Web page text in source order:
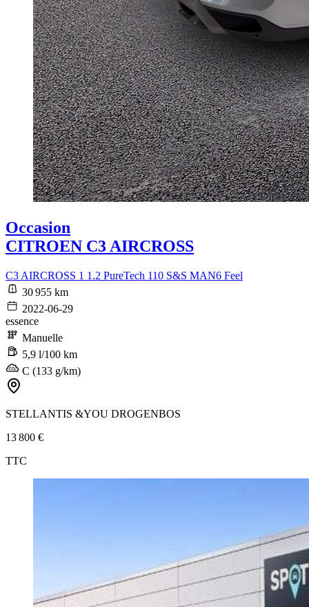
Occasion
CITROEN C3 AIRCROSS
C3 AIRCROSS 1 1.2 PureTech 110 S&S MAN6 Feel
30 955 km
2022-06-29
essence
Manuelle
5,9 l/100 km
C (133 g/km)
STELLANTIS &YOU DROGENBOS
13 800 €
TTC